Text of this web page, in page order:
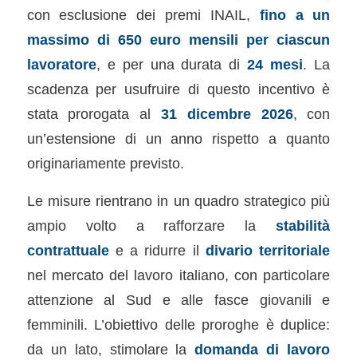
con esclusione dei premi INAIL, fino a un
massimo di 650 euro mensili per ciascun
lavoratore, e per una durata di24 mesi. La
scadenza per usufruire di questo incentivo è
stata prorogata al 31 dicembre 2026, con
un’estensione di un anno rispetto a quanto
originariamente previsto.
Le misure rientrano in un quadro strategico più
ampio volto a rafforzare lastabilità
contrattualee a ridurre ildivario territoriale
nel mercato del lavoro italiano, con particolare
attenzione al Sud e alle fasce giovanili e
femminili. L’obiettivo delle proroghe è duplice:
da un lato, stimolare ladomanda di lavoro